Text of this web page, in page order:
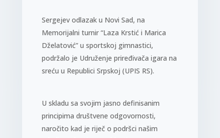
Sergejev odlazak u Novi Sad, na
Memorijalni turnir “Laza Krstić i Marica
Dželatović” u sportskoj gimnastici,
podržalo je Udruženje priređivača igara na
sreću u Republici Srpskoj (UPIS RS).
U skladu sa svojim jasno definisanim
principima društvene odgovornosti,
naročito kad je riječ o podršci našim